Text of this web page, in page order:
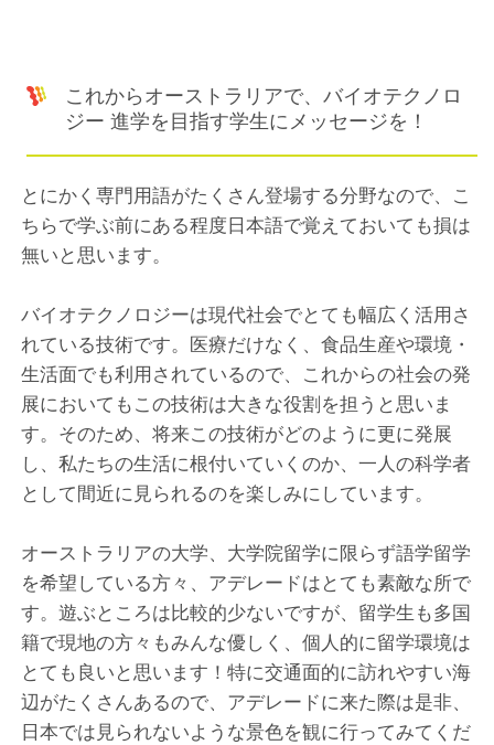
これからオーストラリアで、バイオテクノロ
ジー 進学を目指す学生にメッセージを！
とにかく専門用語がたくさん登場する分野なので、こ
ちらで学ぶ前にある程度日本語で覚えておいても損は
無いと思います。
バイオテクノロジーは現代社会でとても幅広く活用さ
れている技術です。医療だけなく、食品生産や環境・
生活面でも利用されているので、これからの社会の発
展においてもこの技術は大きな役割を担うと思いま
す。そのため、将来この技術がどのように更に発展
し、私たちの生活に根付いていくのか、一人の科学者
として間近に見られるのを楽しみにしています。
オーストラリアの大学、大学院留学に限らず語学留学
を希望している方々、アデレードはとても素敵な所で
す。遊ぶところは比較的少ないですが、留学生も多国
籍で現地の方々もみんな優しく、個人的に留学環境は
とても良いと思います！特に交通面的に訪れやすい海
辺がたくさんあるので、アデレードに来た際は是非、
日本では見られないような景色を観に行ってみてくだ